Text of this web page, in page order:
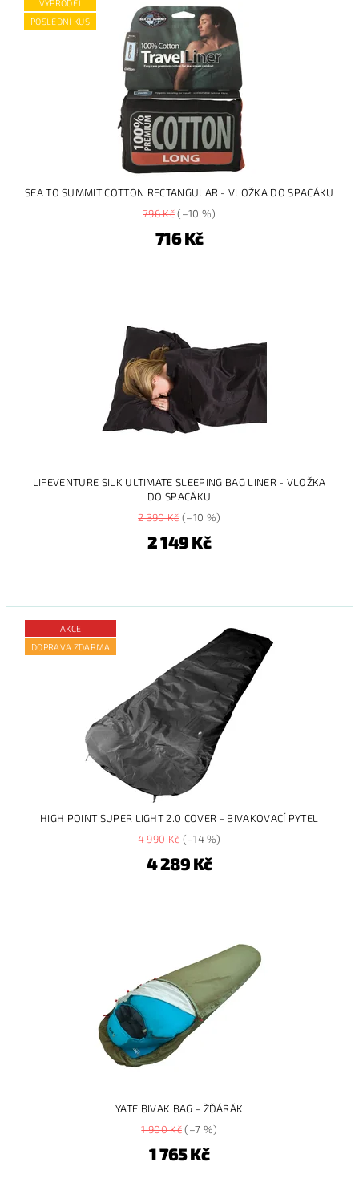
VÝPRODEJ
POSLEDNÍ KUS
SEA TO SUMMIT COTTON RECTANGULAR - VLOŽKA DO SPACÁKU
796 Kč(–10 %)
716 Kč
LIFEVENTURE SILK ULTIMATE SLEEPING BAG LINER - VLOŽKA
DO SPACÁKU
2 390 Kč(–10 %)
2 149 Kč
AKCE
DOPRAVA ZDARMA
HIGH POINT SUPER LIGHT 2.0 COVER - BIVAKOVACÍ PYTEL
4 990 Kč(–14 %)
4 289 Kč
YATE BIVAK BAG - ŽĎÁRÁK
1 900 Kč(–7 %)
1 765 Kč